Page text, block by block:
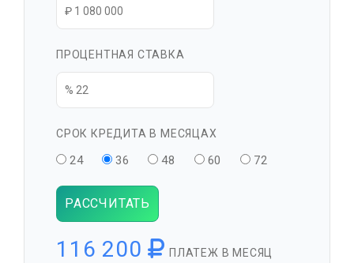
ПРОЦЕНТНАЯ СТАВКА
СРОК КРЕДИТА В МЕСЯЦАХ
24 36 48 60 72
РАССЧИТАТЬ
116 200 ПЛАТЕЖ В МЕСЯЦ